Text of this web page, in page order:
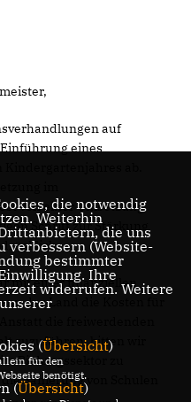
auf
eines
ab.
von einer Umsetzung
Schritt zur Stärkung
mit einer finanziellen
das Land die Kosten für
die freiwerdenden
zuzuführen, bitten wir
Bildungssektor zu
Sanierung von Schulen
die notwendig
Weiterhin
die uns
verbessern (Website-
bestimmter
Ihre
widerrufen. Weitere
(Übersicht)
für den
benötigt.
(Übersicht)